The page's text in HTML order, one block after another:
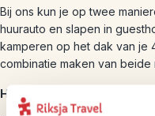
Bij ons kun je op twee
huurauto en slapen in
kamperen op het dak van je
combinatie maken van beide
Huurauto met